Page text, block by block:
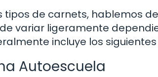
tipos de carnets, hablemos
variar ligeramente
incluye los
Autoescuela